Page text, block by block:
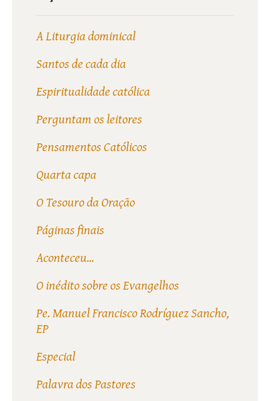
A Liturgia dominical
Santos de cada dia
Espiritualidade católica
Perguntam os leitores
Pensamentos Católicos
Quarta capa
O Tesouro da Oração
Páginas finais
Aconteceu...
O inédito sobre os Evangelhos
Pe. Manuel Francisco Rodríguez Sancho,
EP
Especial
Palavra dos Pastores